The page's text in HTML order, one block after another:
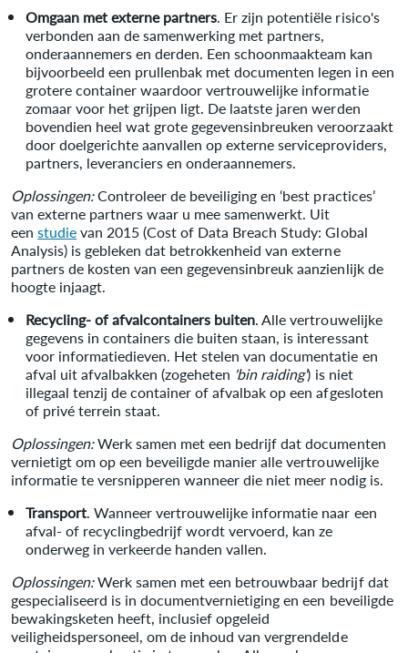
Omgaan met externe partners. Er zijn potentiële risico's
verbonden aan de samenwerking met partners,
onderaannemers en derden. Een schoonmaakteam kan
bijvoorbeeld een prullenbak met documenten legen in een
grotere container waardoor vertrouwelijke informatie
zomaar voor het grijpen ligt. De laatste jaren werden
bovendien heel wat grote gegevensinbreuken veroorzaakt
door doelgerichte aanvallen op externe serviceproviders,
partners, leveranciers en onderaannemers.
Oplossingen:Controleer de beveiliging en ‘best practices’
van externe partners waar u mee samenwerkt. Uit
eenstudievan 2015 (Cost of Data Breach Study: Global
Analysis) is gebleken dat betrokkenheid van externe
partners de kosten van een gegevensinbreuk aanzienlijk de
hoogte injaagt.
Recycling- of afvalcontainers buiten. Alle vertrouwelijke
gegevens in containers die buiten staan, is interessant
voor informatiedieven. Het stelen van documentatie en
afval uit afvalbakken (zogeheten 'bin raiding') is niet
illegaal tenzij de container of afvalbak op een afgesloten
of privé terrein staat.
Oplossingen:Werk samen met een bedrijf dat documenten
vernietigt om op een beveiligde manier alle vertrouwelijke
informatie te versnipperen wanneer die niet meer nodig is.
Transport. Wanneer vertrouwelijke informatie naar een
afval- of recyclingbedrijf wordt vervoerd, kan ze
onderweg in verkeerde handen vallen.
Oplossingen:Werk samen met een betrouwbaar bedrijf dat
gespecialiseerd is in documentvernietiging en een beveiligde
bewakingsketen heeft, inclusief opgeleid
veiligheidspersoneel, om de inhoud van vergrendelde